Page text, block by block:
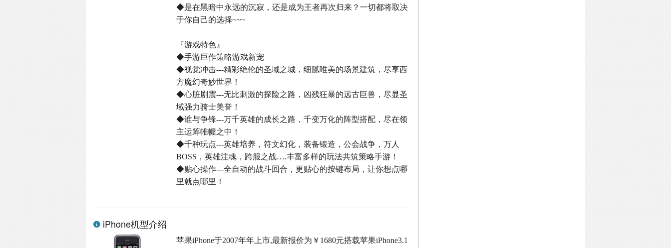
◆是在黑暗中永远的沉寂，还是成为王者再次归来？一切都将取决
于你自己的选择~~~
『游戏特色』
◆手游巨作策略游戏新宠
◆视觉冲击---精彩绝伦的圣域之城，细腻唯美的场景建筑，尽享西
方魔幻奇妙世界！
◆心脏剧震---无比刺激的探险之路，凶残狂暴的远古巨兽，尽显圣
域强力骑士美誉！
◆谁与争锋---万千英雄的成长之路，千变万化的阵型搭配，尽在领
主运筹帷幄之中！
◆千种玩点---英雄培养，符文幻化，装备锻造，公会战争，万人
BOSS，英雄注魂，跨服之战….丰富多样的玩法共筑策略手游！
◆贴心操作---全自动的战斗回合，更贴心的按键布局，让你想点哪
里就点哪里！
iPhone机型介绍
苹果iPhone于2007年年上市,最新报价为￥1680元搭载苹果iPhone3.1